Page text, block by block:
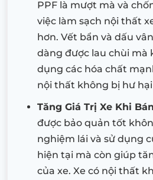
PPF là mượt mà và
việc làm sạch nội thất
hơn. Vết bẩn và dấu
dàng được lau chùi mà
dụng các hóa chất
nội thất không bị hư
Tăng Giá Trị Xe Khi
được bảo quản tốt
nghiệm lái và sử dụng
hiện tại mà còn giúp
của xe. Xe có nội thất